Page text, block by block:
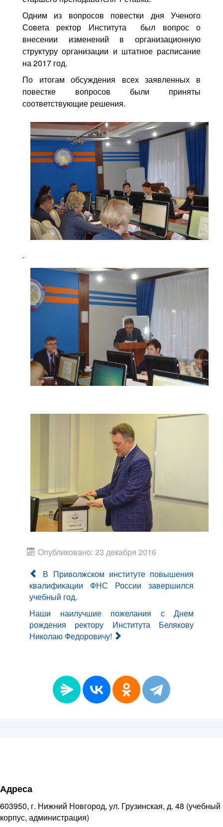
Одним из вопросов повестки дня Ученого
Совета ректор Института был вопрос о
внесении изменений в организационную
структуру организации и штатное расписание
на 2017 год.
По итогам обсуждения всех заявленных в
повестке вопросов были приняты
соответствующие решения.
Опубликовано: 23 декабря 2016
В Приволжском институте повышения
квалификации ФНС России завершился
учебный год.
Наши наилучшие пожелания с Днем
рождения ректору Института Белякову
Николаю Федоровичу!
Адреса
603950, г. Нижний Новгород, ул. Грузинская, д. 48 (учебный
корпус, администрация)